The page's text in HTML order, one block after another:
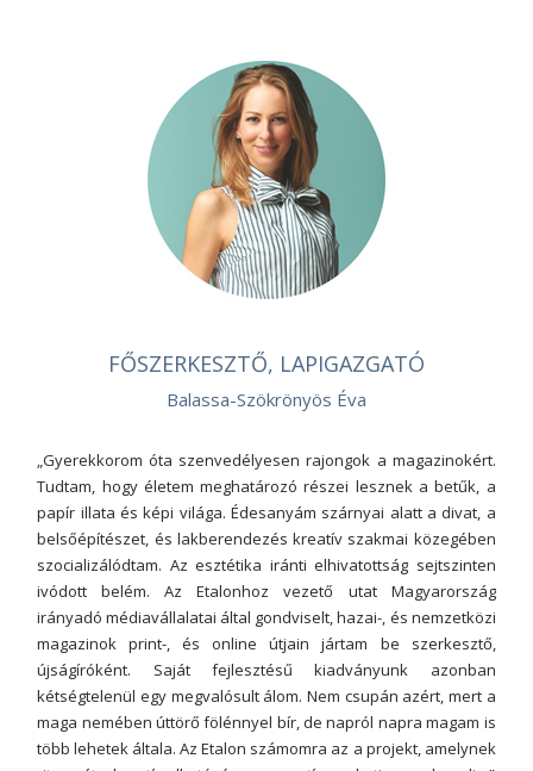
FŐSZERKESZTŐ, LAPIGAZGATÓ
Balassa-Szökrönyös Éva
„Gyerekkorom óta szenvedélyesen rajongok a magazinokért.
Tudtam, hogy életem meghatározó részei lesznek a betűk, a
papír illata és képi világa. Édesanyám szárnyai alatt a divat, a
belsőépítészet, és lakberendezés kreatív szakmai közegében
szocializálódtam. Az esztétika iránti elhivatottság sejtszinten
ivódott belém. Az Etalonhoz vezető utat Magyarország
irányadó médiavállalatai által gondviselt, hazai-, és nemzetközi
magazinok print-, és online útjain jártam be szerkesztő,
újságíróként. Saját fejlesztésű kiadványunk azonban
kétségtelenül egy megvalósult álom. Nem csupán azért, mert a
maga nemében úttörő fölénnyel bír, de napról napra magam is
több lehetek általa. Az Etalon számomra az a projekt, amelynek